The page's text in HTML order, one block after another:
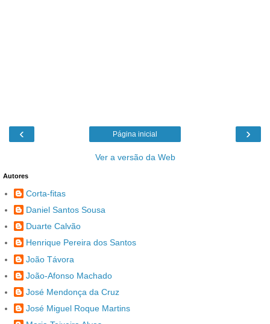
‹ ›
Página inicial
Ver a versão da Web
Autores
Corta-fitas
Daniel Santos Sousa
Duarte Calvão
Henrique Pereira dos Santos
João Távora
João-Afonso Machado
José Mendonça da Cruz
José Miguel Roque Martins